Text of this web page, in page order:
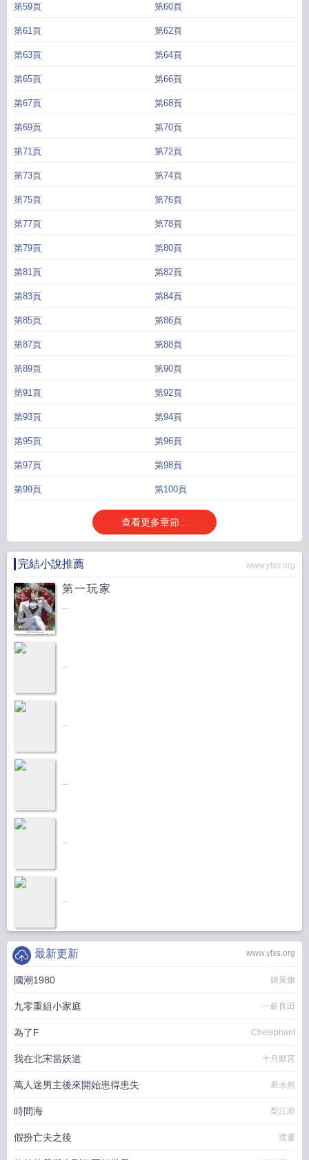
第59頁 第60頁
第61頁 第62頁
第63頁 第64頁
第65頁 第66頁
第67頁 第68頁
第69頁 第70頁
第71頁 第72頁
第73頁 第74頁
第75頁 第76頁
第77頁 第78頁
第79頁 第80頁
第81頁 第82頁
第83頁 第84頁
第85頁 第86頁
第87頁 第88頁
第89頁 第90頁
第91頁 第92頁
第93頁 第94頁
第95頁 第96頁
第97頁 第98頁
第99頁 第100頁
查看更多章節...
完結小說推薦 www.yfxs.org
第一玩家
...
...
...
...
...
...
www.yfxs.org
最新更新
國潮1980 鑲黃旗
九零重組小家庭 一畝良田
為了F Chelephant
我在北宋當妖道 十月默言
萬人迷男主後來開始患得患失 若水然
時間海 梨江雨
假扮亡夫之後 渡蘆